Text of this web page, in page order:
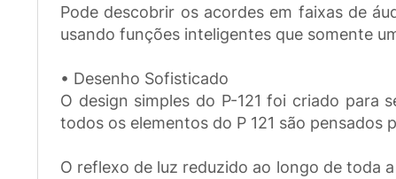
Pode descobrir os acordes em faixas de
usando funções inteligentes que somente
• Desenho Sofisticado
O design simples do P-121 foi criado para
todos os elementos do P 121 são pensados
O reflexo de luz reduzido ao longo de toda